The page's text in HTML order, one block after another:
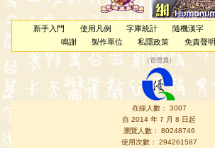
新手入門 使用凡例 字庫統計 隨機漢字
鳴謝
製作單位 私隱政策 免責聲明
（管理員 ）
在線人數： 3007
自 2014 年 7 月 8 日起
瀏覽人數： 80248746
使用次數： 294261587